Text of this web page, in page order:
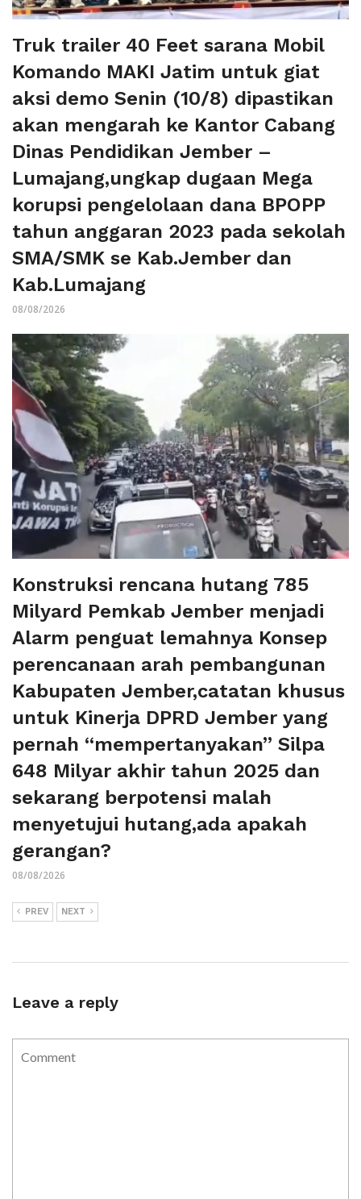
Truk trailer 40 Feet sarana Mobil
Komando MAKI Jatim untuk giat
aksi demo Senin (10/8) dipastikan
akan mengarah ke Kantor Cabang
Dinas Pendidikan Jember –
Lumajang,ungkap dugaan Mega
korupsi pengelolaan dana BPOPP
tahun anggaran 2023 pada sekolah
SMA/SMK se Kab.Jember dan
Kab.Lumajang
08/08/2026
Konstruksi rencana hutang 785
Milyard Pemkab Jember menjadi
Alarm penguat lemahnya Konsep
perencanaan arah pembangunan
Kabupaten Jember,catatan khusus
untuk Kinerja DPRD Jember yang
pernah “mempertanyakan” Silpa
648 Milyar akhir tahun 2025 dan
sekarang berpotensi malah
menyetujui hutang,ada apakah
gerangan?
08/08/2026
PREV NEXT
Leave a reply